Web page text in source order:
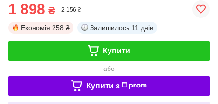
1 898 ₴ 2 156 ₴
Економія 258 ₴ Залишилось 11 днів
Купити
або
Купити з